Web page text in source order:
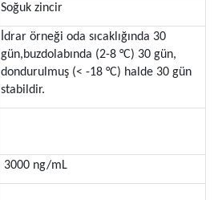
Soğuk zincir
İdrar örneği oda sıcaklığında 30
gün,buzdolabında (2-8 °C) 30 gün,
dondurulmuş (< -18 °C) halde 30 gün
stabildir.
3000 ng/mL